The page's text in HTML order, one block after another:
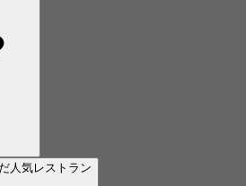
人気レストラン